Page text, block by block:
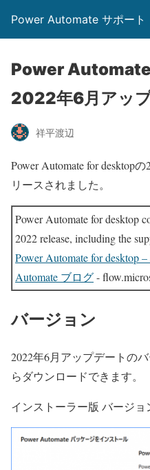
Power Automate サポート
Power
2022年6月アッ
祥平渡辺
Power Automate for desktop
リースされました。
Power Automate for desktop
2022 release, including the
Power Automate for desktop
Automate ブログ-
バージョン
2022年6月アップデートのバ
らダウンロードできます。
インストーラー版 バージョ